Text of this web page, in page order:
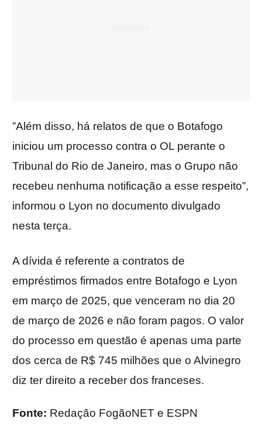
”Além disso, há relatos de que o Botafogo
iniciou um processo contra o OL perante o
Tribunal do Rio de Janeiro, mas o Grupo não
recebeu nenhuma notificação a esse respeito”,
informou o Lyon no documento divulgado
nesta terça.
A dívida é referente a contratos de
empréstimos firmados entre Botafogo e Lyon
em março de 2025, que venceram no dia 20
de março de 2026 e não foram pagos. O valor
do processo em questão é apenas uma parte
dos cerca de R$ 745 milhões que o Alvinegro
diz ter direito a receber dos franceses.
Fonte: Redação FogãoNET e ESPN